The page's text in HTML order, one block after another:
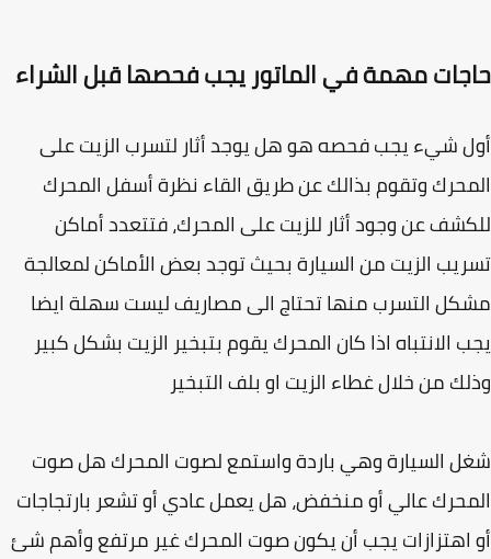
مهمة في الماتور يجب فحصها قبل الشراء
شيء يجب فحصه هو هل يوجد أثار لتسرب الزيت على
وتقوم بذالك عن طريق القاء نظرة أسفل المحرك
عن وجود أثار للزيت على المحرك، فتتعدد أماكن
الزيت من السيارة بحيث توجد بعض الأماكن لمعالجة
التسرب منها تحتاج الى مصاريف ليست سهلة ايضا
الانتباه اذا كان المحرك يقوم بتبخير الزيت بشكل كبير
من خلال غطاء الزيت او بلف التبخير
السيارة وهي باردة واستمع لصوت المحرك هل صوت
عالي أو منخفض، هل يعمل عادي أو تشعر بارتجاجات
يجب أن يكون صوت المحرك غير مرتفع وأهم شئ